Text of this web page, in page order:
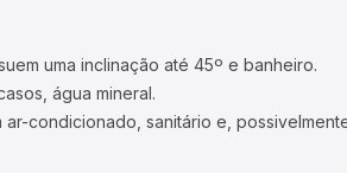
uma inclinação até 45º e banheiro.
água mineral.
condicionado, sanitário e,